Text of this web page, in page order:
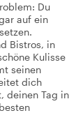
Du
auf ein
Bistros, in
Kulisse
seinen
dich
deinen Tag in